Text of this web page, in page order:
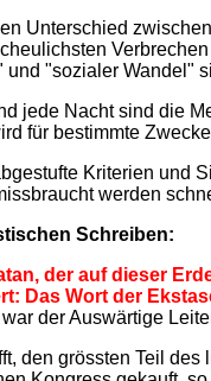
Unterschied
"sozialer Wandel"
jede Nacht sind die
für bestimmte
Kriterien und
werden
Schreiben:
der auf dieser
Das Wort der
war der Auswärtige
den grössten Teil